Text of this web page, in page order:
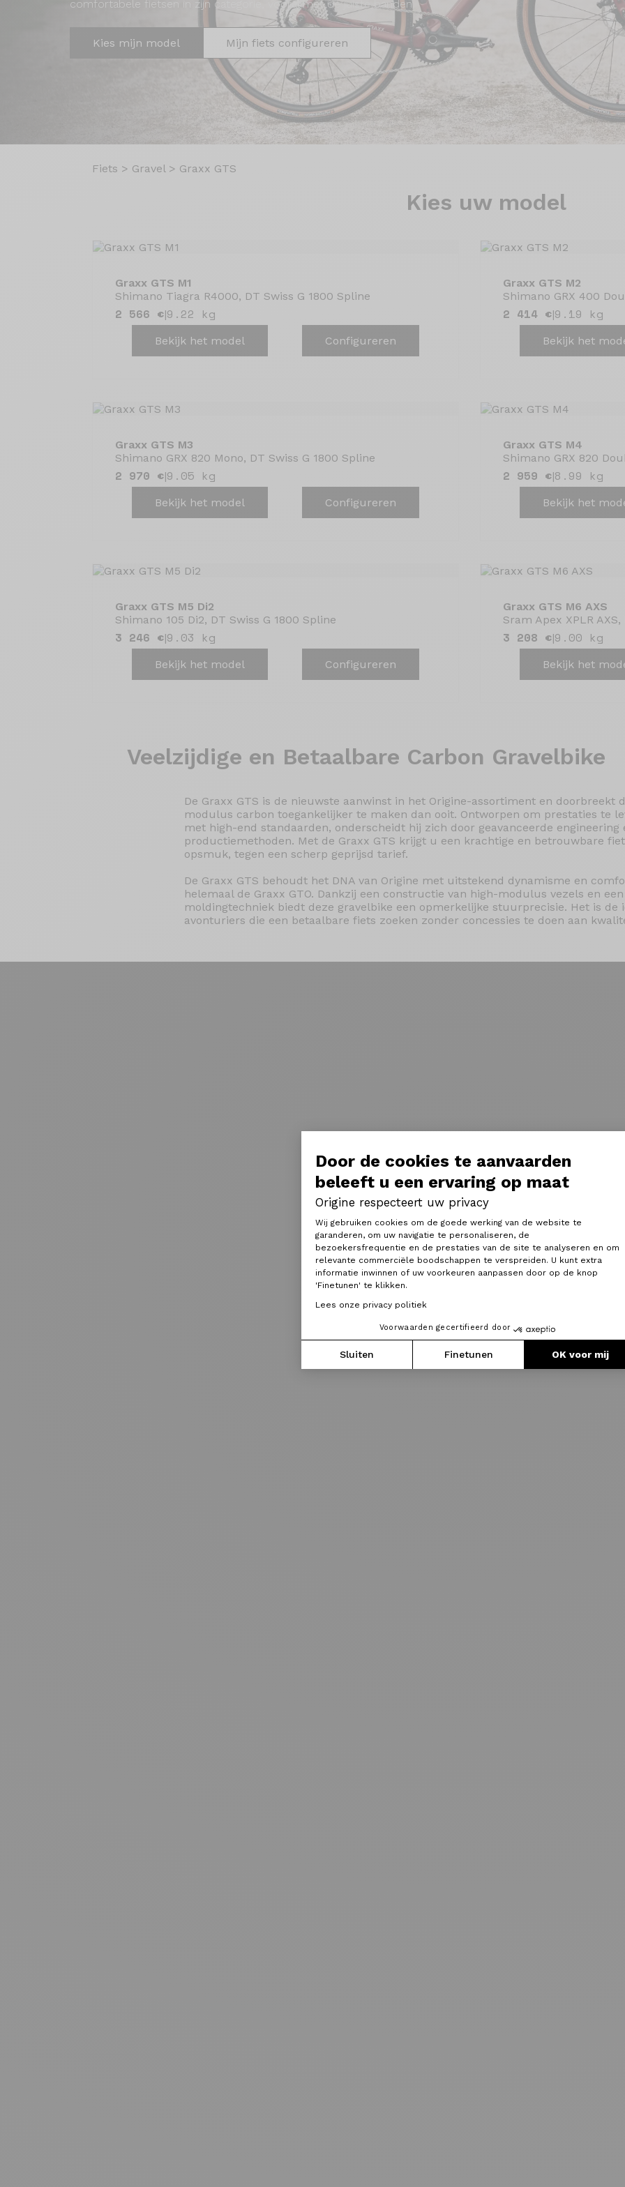
Door de cookies te aanvaarden
beleeft u een ervaring op maat
Origine respecteert uw privacy
Toestemmingsbeheerplatform:
Wij gebruiken cookies om de goede werking van de website te
garanderen, om uw navigatie te personaliseren, de
bezoekersfrequentie en de prestaties van de site te analyseren en om
relevante commerciële boodschappen te verspreiden. U kunt extra
informatie inwinnen of uw voorkeuren aanpassen door op de knop
'Finetunen' te klikken.
Lees onze privacy politiek
Voorwaarden gecertifieerd door
Sluiten Finetunen OK voor mij
Axeptio consent
comfortabele fietsen in zijn categorie, vooral met de juiste banden.
Kies mijn model Mijn fiets configureren
Fiets > Gravel> Graxx GTS
Kies uw model
Graxx GTS M1
Shimano Tiagra R4000, DT Swiss G 1800 Spline
2 566 €|9.22 kg
Bekijk het model Configureren
Graxx GTS M2
Shimano GRX 400
2 414 €|9.19 kg
Bekijk het
Graxx GTS M3
Shimano GRX 820 Mono, DT Swiss G 1800 Spline
2 970 €|9.05 kg
Bekijk het model Configureren
Graxx GTS M4
Shimano GRX 820
2 959 €|8.99 kg
Bekijk het
Graxx GTS M5 Di2
Shimano 105 Di2, DT Swiss G 1800 Spline
3 246 €|9.03 kg
Bekijk het model Configureren
Graxx GTS M6 AXS
Sram Apex XPLR
3 208 €|9.00 kg
Bekijk het
Veelzijdige en Betaalbare Carbon Gravelbike
De Graxx GTS is de nieuwste aanwinst in het Origine-assortiment en doorbreekt
modulus carbon toegankelijker te maken dan ooit. Ontworpen om prestaties te
met high-end standaarden, onderscheidt hij zich door geavanceerde engineering
productiemethoden. Met de Graxx GTS krijgt u een krachtige en betrouwbare
opsmuk, tegen een scherp geprijsd tarief.
De Graxx GTS behoudt het DNA van Origine met uitstekend dynamisme en
helemaal de Graxx GTO. Dankzij een constructie van high-modulus vezels en
moldingtechniek biedt deze gravelbike een opmerkelijke stuurprecisie. Het is de
avonturiers die een betaalbare fiets zoeken zonder concessies te doen aan